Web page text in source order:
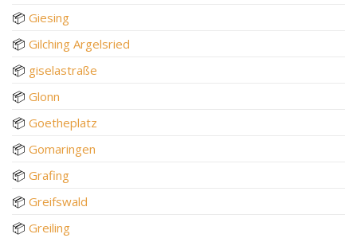
📦 Giesing
📦 Gilching Argelsried
📦 giselastraße
📦 Glonn
📦 Goetheplatz
📦 Gomaringen
📦 Grafing
📦 Greifswald
📦 Greiling